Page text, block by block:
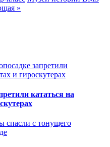
»
кататься на